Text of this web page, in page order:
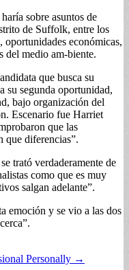
sobre asuntos de
de Suffolk, entre los
oportunidades económicas,
del medio am-biente.
que busca su
su segunda oportunidad,
bajo organización del
Escenario fue Harriet
que las
que diferencias”.
trató verdaderamente de
como que es muy
salgan adelante”.
emoción y se vio a las dos
Personally →